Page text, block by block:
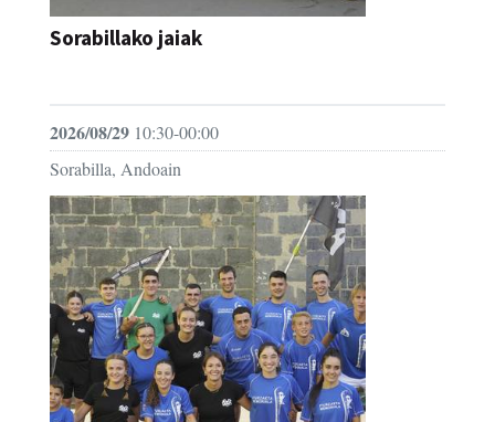
Sorabillako jaiak
2026/08/29 10:30-00:00
Sorabilla, Andoain